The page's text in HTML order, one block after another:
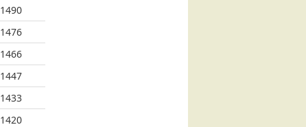
1490
1476
1466
1447
1433
1420